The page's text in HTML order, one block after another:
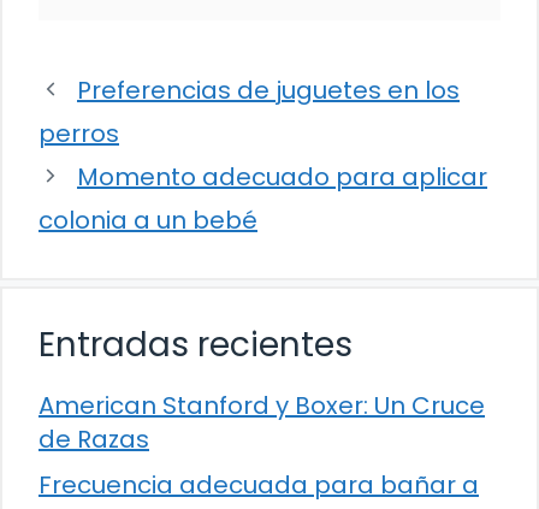
Preferencias de juguetes en los
perros
Momento adecuado para aplicar
colonia a un bebé
Entradas recientes
American Stanford y Boxer: Un Cruce
de Razas
Frecuencia adecuada para bañar a